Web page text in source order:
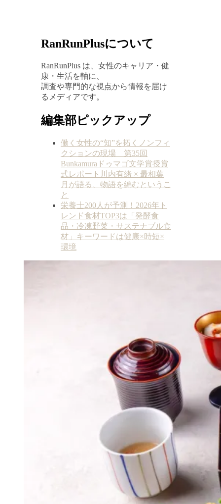
RanRunPlusについて
RanRunPlus は、女性のキャリア・健
康・生活を軸に、
調査や専門的な視点から情報を届け
るメディアです。
編集部ピックアップ
働く女性の“知”を拓くノンフィ
クションの現場 第35回
Bunkamuraドゥマゴ文学賞授賞
式レポート川内有緒 × 最相葉
月が語る、物語を編むというこ
と
栄養士200人が予測！2026年ト
レンド食材TOP3は「発酵食
品・冷凍野菜・サステナブル食
材」キーワードは健康×時短×
環境